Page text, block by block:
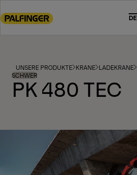
to
footer
content
DE
UNSERE PRODUKTE KRANE LADEKRANE
SCHWER
PK 480 TEC